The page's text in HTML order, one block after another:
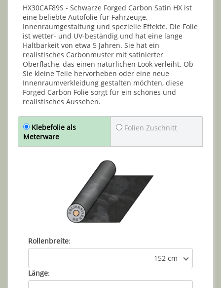
HX30CAF89S - Schwarze Forged Carbon Satin HX ist
eine beliebte Autofolie für Fahrzeuge,
Innenraumgestaltung und spezielle Effekte. Die Folie
ist wetter- und UV-beständig und hat eine lange
Haltbarkeit von etwa 5 Jahren. Sie hat ein
realistisches Carbonmuster mit satinierter
Oberfläche, das einen natürlichen Look verleiht. Ob
Sie kleine Teile hervorheben oder eine neue
Innenraumverkleidung gestalten möchten, diese
Forged Carbon Folie sorgt für ein schönes und
realistisches Aussehen.
Klebefolie als
Meterware
Folien Zuschnitt
Rollenbreite:
152 cm
Länge: